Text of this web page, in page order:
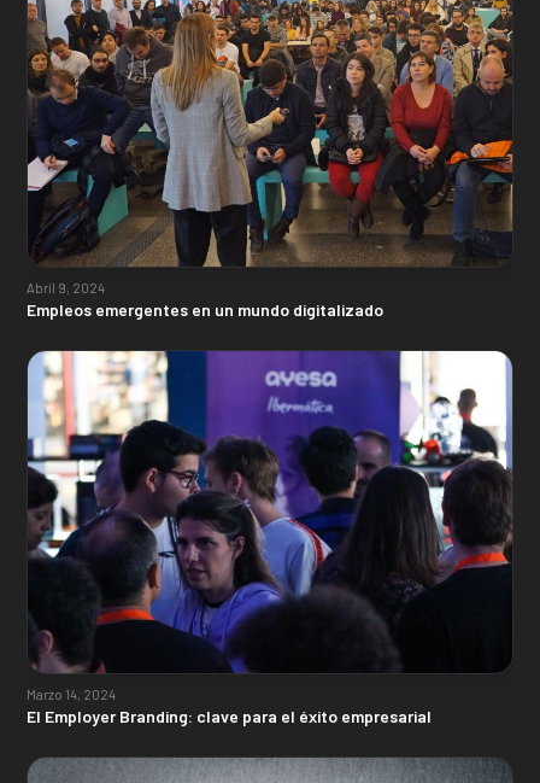
Abril 9, 2024
Empleos emergentes en un mundo digitalizado
Marzo 14, 2024
El Employer Branding: clave para el éxito empresarial